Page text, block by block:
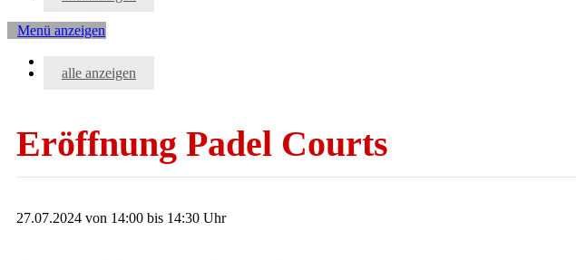
Menü anzeigen
alle anzeigen
Eröffnung Padel Courts
27.07.2024 von 14:00 bis 14:30 Uhr